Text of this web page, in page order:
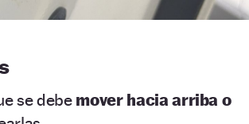
se debe mover hacia arriba o